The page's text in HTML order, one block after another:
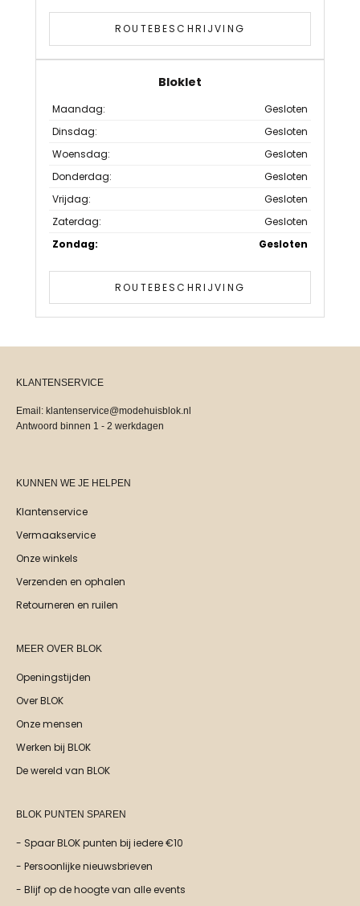
ROUTEBESCHRIJVING
Bloklet
Maandag:
Gesloten
Dinsdag:
Gesloten
Woensdag:
Gesloten
Donderdag:
Gesloten
Vrijdag:
Gesloten
Zaterdag:
Gesloten
Zondag:
Gesloten
ROUTEBESCHRIJVING
KLANTENSERVICE
Email: klantenservice@modehuisblok.nl
Antwoord binnen 1 - 2 werkdagen
KUNNEN WE JE HELPEN
Klantenservice
Vermaakservice
Onze winkels
Verzenden en ophalen
Retourneren en ruilen
MEER OVER BLOK
Openingstijden
Over BLOK
Onze mensen
Werken bij BLOK
De wereld van BLOK
BLOK PUNTEN SPAREN
- Spaar BLOK punten bij iedere €10
- Persoonlijke nieuwsbrieven
- Blijf op de hoogte van alle events